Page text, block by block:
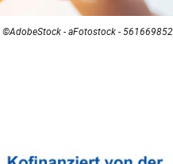
©AdobeStock - aFotostock - 561669852